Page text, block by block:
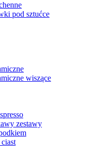
pod sztućce
wiszące
zestawy